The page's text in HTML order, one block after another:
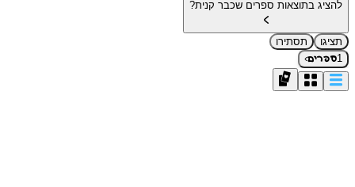
להציג בתוצאות ספרים שכבר קנית?
תציגו
תסתירו
1ספרים›